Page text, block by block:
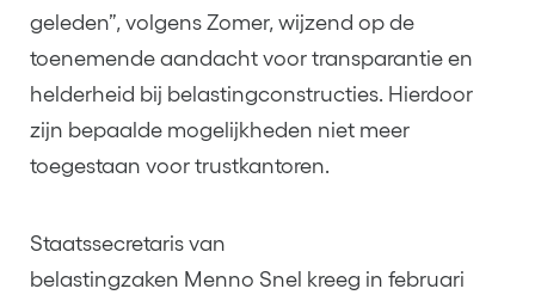
geleden”, volgens Zomer, wijzend op de
toenemende aandacht voor transparantie en
helderheid bij belastingconstructies. Hierdoor
zijn bepaalde mogelijkheden niet meer
toegestaan voor trustkantoren.
Staatssecretaris van
belastingzaken Menno Snel kreeg in februari